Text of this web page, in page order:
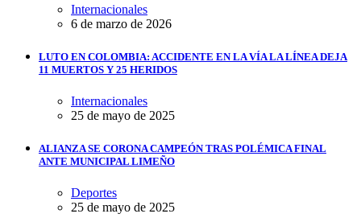
Internacionales
6 de marzo de 2026
LUTO EN COLOMBIA: ACCIDENTE EN LA VÍA LA LÍNEA DEJA
11 MUERTOS Y 25 HERIDOS
Internacionales
25 de mayo de 2025
ALIANZA SE CORONA CAMPEÓN TRAS POLÉMICA FINAL
ANTE MUNICIPAL LIMEÑO
Deportes
25 de mayo de 2025